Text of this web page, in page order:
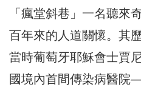
「瘋堂斜巷」一名聽來
百年來的人道關懷。其
當時葡萄牙耶穌會士賈
國境內首間傳染病醫